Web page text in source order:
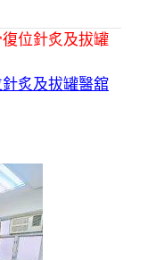
位針炙及拔罐
炙及拔罐醫舘